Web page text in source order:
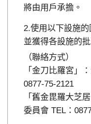
將由用戶承擔。
使用以下設施
並獲得各設施的
（聯絡方式）
「金刀比羅宮」
0877-75-2121
「舊金毘羅大芝
委員會 TEL：